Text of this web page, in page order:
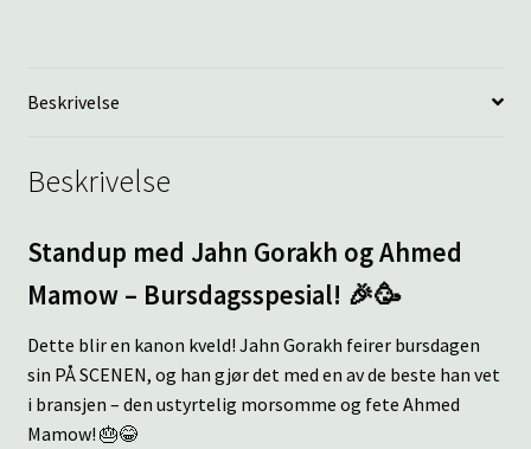
Beskrivelse
Beskrivelse
Standup med Jahn Gorakh og Ahmed
Mamow – Bursdagsspesial! 🎉🥳
Dette blir en kanon kveld! Jahn Gorakh feirer bursdagen
sin PÅ SCENEN, og han gjør det med en av de beste han vet
i bransjen – den ustyrtelig morsomme og fete Ahmed
Mamow! 🎂😂